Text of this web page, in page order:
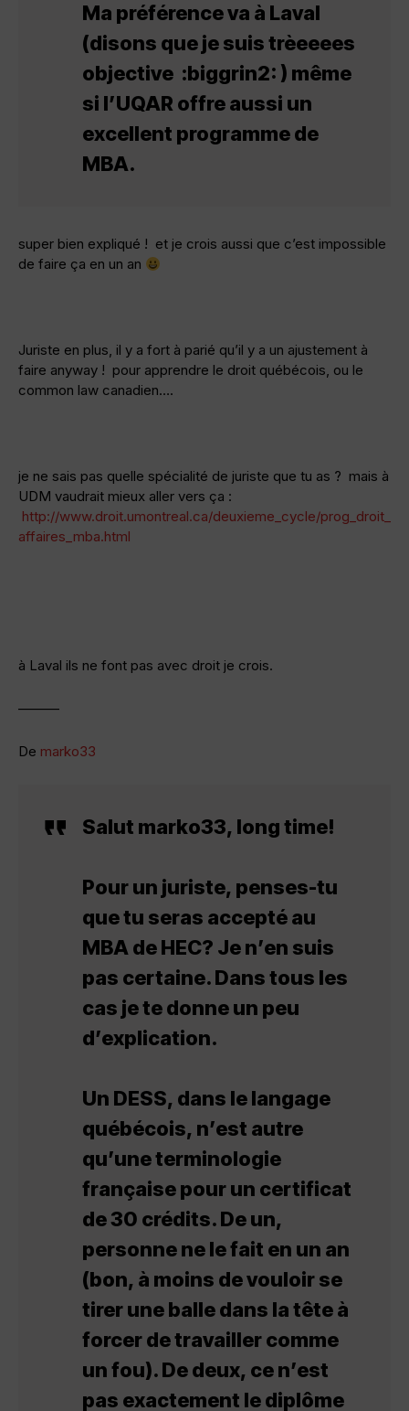
Ma préférence va à Laval
(disons que je suis trèeeees
objective :biggrin2: ) même
si l’UQAR offre aussi un
excellent programme de
MBA.
super bien expliqué ! et je crois aussi que c’est impossible
de faire ça en un an
Juriste en plus, il y a fort à parié qu’il y a un ajustement à
faire anyway ! pour apprendre le droit québécois, ou le
common law canadien….
je ne sais pas quelle spécialité de juriste que tu as ? mais à
UDM vaudrait mieux aller vers ça :
http://www.droit.umontreal.ca/deuxieme_cycle/prog_droit_
affaires_mba.html
à Laval ils ne font pas avec droit je crois.
———
De marko33
Salut marko33, long time!
Pour un juriste, penses-tu
que tu seras accepté au
MBA de HEC? Je n’en suis
pas certaine. Dans tous les
cas je te donne un peu
d’explication.
Un DESS, dans le langage
québécois, n’est autre
qu’une terminologie
française pour un certificat
de 30 crédits. De un,
personne ne le fait en un an
(bon, à moins de vouloir se
tirer une balle dans la tête à
forcer de travailler comme
un fou). De deux, ce n’est
pas exactement le diplôme